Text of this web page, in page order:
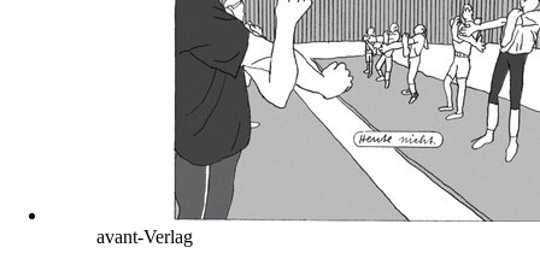
avant-Verlag